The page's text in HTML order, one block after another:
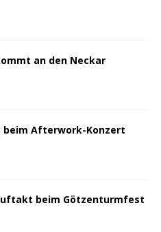
an den Neckar
beim Afterwork-Konzert
beim Götzenturmfest